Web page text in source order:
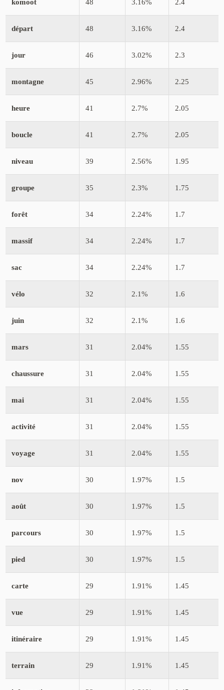
komoot 48 3.16% 2.4
départ 48 3.16% 2.4
jour 46 3.02% 2.3
montagne 45 2.96% 2.25
heure 41 2.7% 2.05
boucle 41 2.7% 2.05
niveau 39 2.56% 1.95
groupe 35 2.3% 1.75
forêt 34 2.24% 1.7
massif 34 2.24% 1.7
sac 34 2.24% 1.7
vélo 32 2.1% 1.6
juin 32 2.1% 1.6
mars 31 2.04% 1.55
chaussure 31 2.04% 1.55
mai 31 2.04% 1.55
activité 31 2.04% 1.55
voyage 31 2.04% 1.55
nov 30 1.97% 1.5
août 30 1.97% 1.5
parcours 30 1.97% 1.5
pied 30 1.97% 1.5
carte 29 1.91% 1.45
vue 29 1.91% 1.45
itinéraire 29 1.91% 1.45
terrain 29 1.91% 1.45